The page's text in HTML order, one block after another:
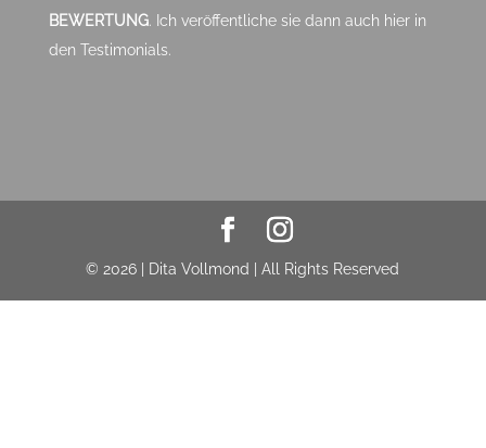
BEWERTUNG. Ich veröffentliche sie dann auch hier in
den Testimonials.
© 2026 | Dita Vollmond | All Rights Reserved